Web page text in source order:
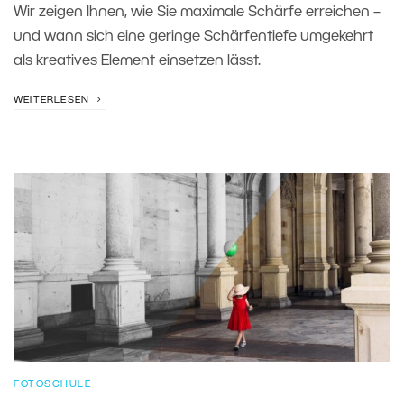
Wir zeigen Ihnen, wie Sie maximale Schärfe erreichen –
und wann sich eine geringe Schärfentiefe umgekehrt
als kreatives Element einsetzen lässt.
WEITERLESEN
FOTOSCHULE